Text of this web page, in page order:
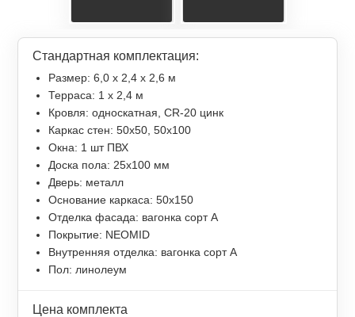
Стандартная комплектация:
Размер: 6,0 х 2,4 х 2,6 м
Терраса: 1 x 2,4 м
Кровля: односкатная, СR-20 цинк
Каркас стен: 50х50, 50х100
Окна: 1 шт ПВХ
Доска пола: 25х100 мм
Дверь: металл
Основание каркаса: 50х150
Отделка фасада: вагонка сорт А
Покрытие: NEOMID
Внутренняя отделка: вагонка сорт А
Пол: линолеум
Цена комплекта